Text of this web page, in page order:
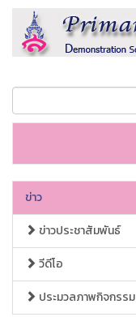
ข่าว
ข่าวประชาสัมพันธ์
วีดีโอ
ประมวลภาพกิจกรรม